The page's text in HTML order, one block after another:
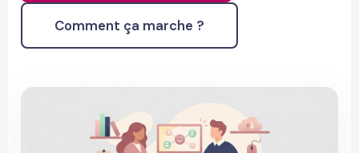
Comment ça marche ?